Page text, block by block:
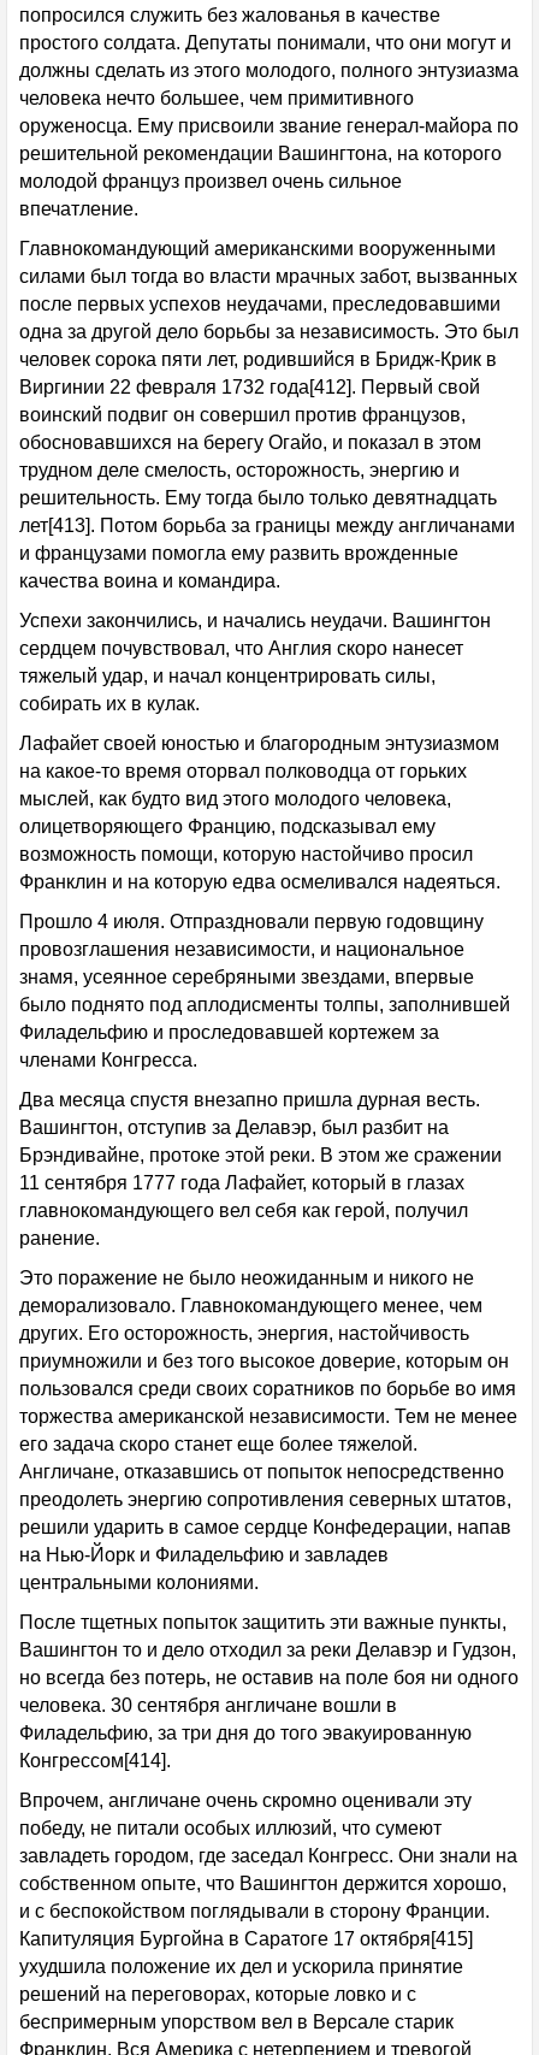
попросился служить без жалованья в качестве
простого солдата. Депутаты понимали, что они могут и
должны сделать из этого молодого, полного энтузиазма
человека нечто большее, чем примитивного
оруженосца. Ему присвоили звание генерал-майора по
решительной рекомендации Вашингтона, на которого
молодой француз произвел очень сильное
впечатление.
Главнокомандующий американскими вооруженными
силами был тогда во власти мрачных забот, вызванных
после первых успехов неудачами, преследовавшими
одна за другой дело борьбы за независимость. Это был
человек сорока пяти лет, родившийся в Бридж-Крик в
Виргинии 22 февраля 1732 года[412]. Первый свой
воинский подвиг он совершил против французов,
обосновавшихся на берегу Огайо, и показал в этом
трудном деле смелость, осторожность, энергию и
решительность. Ему тогда было только девятнадцать
лет[413]. Потом борьба за границы между англичанами
и французами помогла ему развить врожденные
качества воина и командира.
Успехи закончились, и начались неудачи. Вашингтон
сердцем почувствовал, что Англия скоро нанесет
тяжелый удар, и начал концентрировать силы,
собирать их в кулак.
Лафайет своей юностью и благородным энтузиазмом
на какое-то время оторвал полководца от горьких
мыслей, как будто вид этого молодого человека,
олицетворяющего Францию, подсказывал ему
возможность помощи, которую настойчиво просил
Франклин и на которую едва осмеливался надеяться.
Прошло 4 июля. Отпраздновали первую годовщину
провозглашения независимости, и национальное
знамя, усеянное серебряными звездами, впервые
было поднято под аплодисменты толпы, заполнившей
Филадельфию и проследовавшей кортежем за
членами Конгресса.
Два месяца спустя внезапно пришла дурная весть.
Вашингтон, отступив за Делавэр, был разбит на
Брэндивайне, протоке этой реки. В этом же сражении
11 сентября 1777 года Лафайет, который в глазах
главнокомандующего вел себя как герой, получил
ранение.
Это поражение не было неожиданным и никого не
деморализовало. Главнокомандующего менее, чем
других. Его осторожность, энергия, настойчивость
приумножили и без того высокое доверие, которым он
пользовался среди своих соратников по борьбе во имя
торжества американской независимости. Тем не менее
его задача скоро станет еще более тяжелой.
Англичане, отказавшись от попыток непосредственно
преодолеть энергию сопротивления северных штатов,
решили ударить в самое сердце Конфедерации, напав
на Нью-Йорк и Филадельфию и завладев
центральными колониями.
После тщетных попыток защитить эти важные пункты,
Вашингтон то и дело отходил за реки Делавэр и Гудзон,
но всегда без потерь, не оставив на поле боя ни одного
человека. 30 сентября англичане вошли в
Филадельфию, за три дня до того эвакуированную
Конгрессом[414].
Впрочем, англичане очень скромно оценивали эту
победу, не питали особых иллюзий, что сумеют
завладеть городом, где заседал Конгресс. Они знали на
собственном опыте, что Вашингтон держится хорошо,
и с беспокойством поглядывали в сторону Франции.
Капитуляция Бургойна в Саратоге 17 октября[415]
ухудшила положение их дел и ускорила принятие
решений на переговорах, которые ловко и с
беспримерным упорством вел в Версале старик
Франклин. Вся Америка с нетерпением и тревогой